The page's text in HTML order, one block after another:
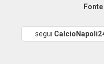
Fonte
segui